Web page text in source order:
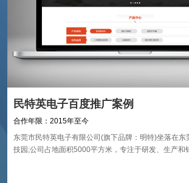
民特英电子百度推广案例
合作年限：2015年至今
东莞市民特英电子有限公司(旗下品牌：明特)坐落在
技园;公司占地面积5000平方米，专注于研发、生产和